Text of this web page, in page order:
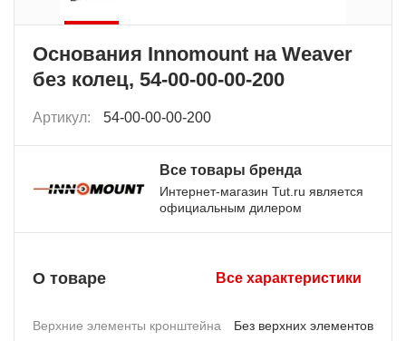
Основания Innomount на Weaver
без колец, 54-00-00-00-200
Артикул: 54-00-00-00-200
Все товары бренда
Интернет-магазин Tut.ru является
официальным дилером
О товаре Все характеристики
Верхние элементы кронштейна Без верхних элементов